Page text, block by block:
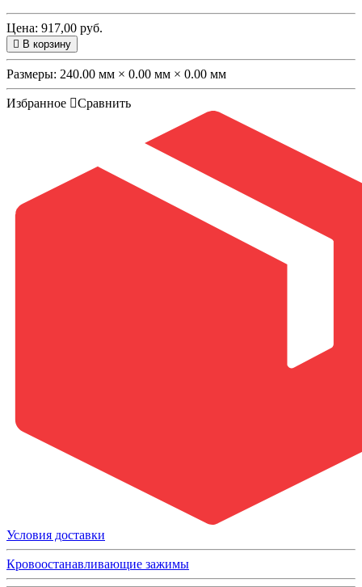
Цена: 917,00 руб.
В корзину
Размеры: 240.00 мм × 0.00 мм × 0.00 мм
Избранное Сравнить
Условия доставки
Кровоостанавливающие зажимы